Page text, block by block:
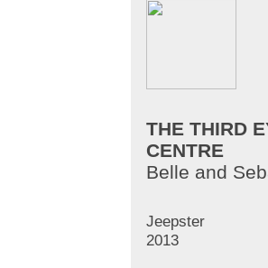
THE THIRD
CENTRE
Belle and
Jeepster
2013